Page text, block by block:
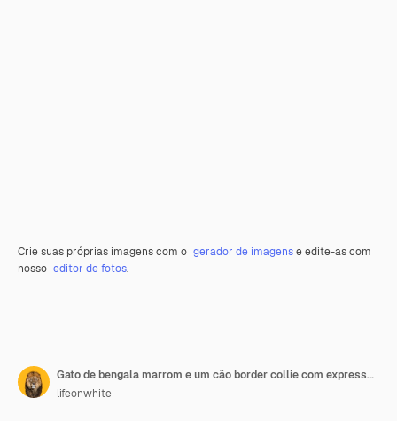
Crie suas próprias imagens com o gerador de imagense edite-as com
nosso editor de fotos.
Gato de bengala marrom e um cão border collie com expressão feliz juntos em azul, olhando para a câmera
lifeonwhite